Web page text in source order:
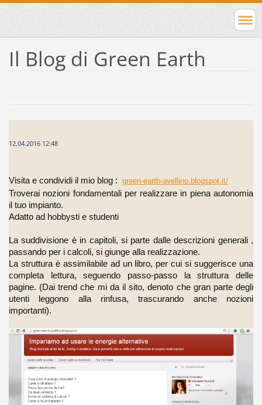
Il Blog di Green Earth
12.04.2016 12:48
Visita e condividi il mio blog : green-earth-avellino.blogspot.it/
Troverai nozioni fondamentali per realizzare in piena autonomia
il tuo impianto.
Adatto ad hobbysti e studenti
La suddivisione è in capitoli, si parte dalle descrizioni generali ,
passando per i calcoli, si giunge alla realizzazione.
La struttura è assimilabile ad un libro, per cui si suggerisce una
completa lettura, seguendo passo-passo la struttura delle
pagine. (Dai trend che mi da il sito, denoto che gran parte degli
utenti leggono alla rinfusa, trascurando anche nozioni
importanti).